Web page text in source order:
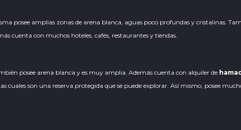
posee amplias zonas de arena blanca, aguas poco profundas y cristalinas.
cuenta con muchos hoteles, cafés, restaurantes y tiendas.
posee arena blanca y es muy amplia. Además cuenta con alquiler de
cuales son una reserva protegida que se puede explorar. Así mismo, posee